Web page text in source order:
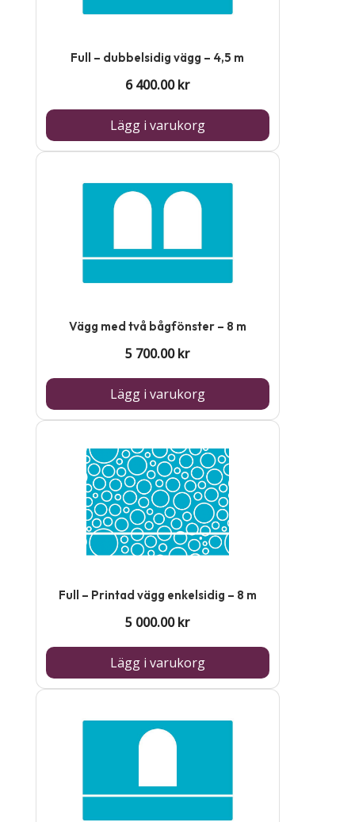
Full – dubbelsidig vägg – 4,5 m
6 400.00kr
Lägg i varukorg
Vägg med två bågfönster – 8 m
5 700.00kr
Lägg i varukorg
Full – Printad vägg enkelsidig – 8 m
5 000.00kr
Lägg i varukorg